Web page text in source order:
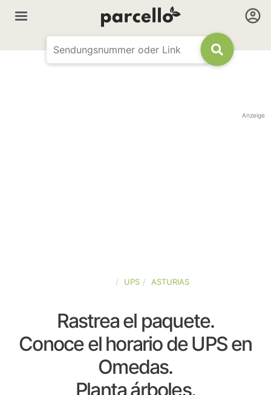
Anzeige
UPS ASTURIAS
Rastrea el paquete.
Conoce el horario de UPS en
Omedas.
Planta árboles.